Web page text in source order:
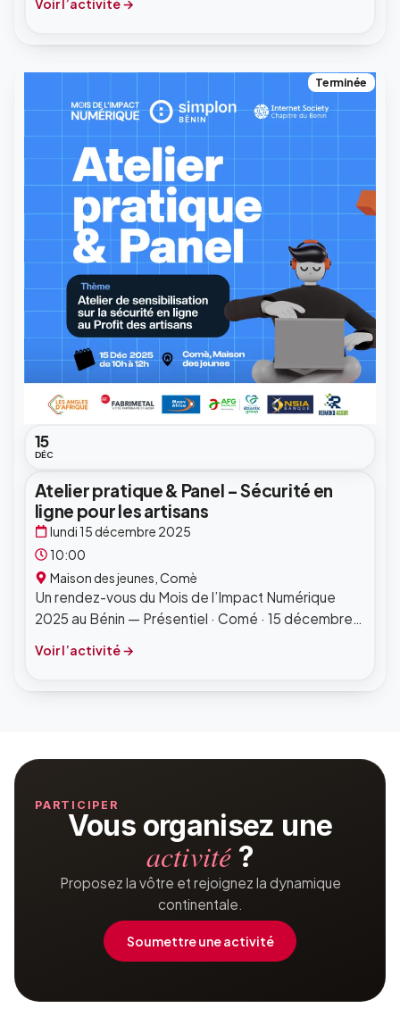
Voir l’activité
15
DÉC
Terminée
Atelier pratique & Panel – Sécurité en
ligne pour les artisans
lundi 15 décembre 2025
10:00
Maison des jeunes, Comè
Un rendez-vous du Mois de l’Impact Numérique
2025 au Bénin — Présentiel · Comé · 15 décembre
Voir l’activité
PARTICIPER
Vous organisez une
activité ?
Proposez la vôtre et rejoignez la dynamique
continentale.
Soumettre une activité